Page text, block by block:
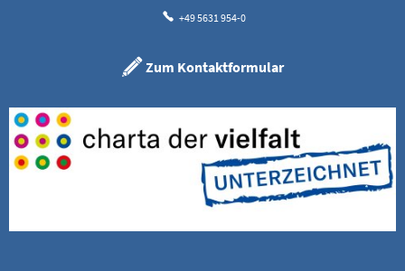
+49 5631 954-0
Zum Kontaktformular